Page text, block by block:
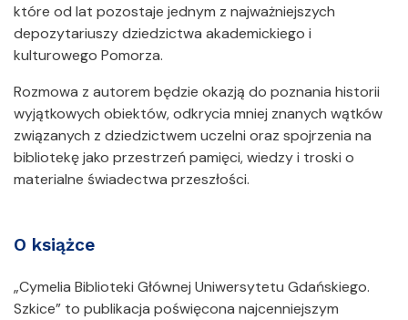
które od lat pozostaje jednym z najważniejszych
depozytariuszy dziedzictwa akademickiego i
kulturowego Pomorza.
Rozmowa z autorem będzie okazją do poznania historii
wyjątkowych obiektów, odkrycia mniej znanych wątków
związanych z dziedzictwem uczelni oraz spojrzenia na
bibliotekę jako przestrzeń pamięci, wiedzy i troski o
materialne świadectwa przeszłości.
O książce
„Cymelia Biblioteki Głównej Uniwersytetu Gdańskiego.
Szkice” to publikacja poświęcona najcenniejszym